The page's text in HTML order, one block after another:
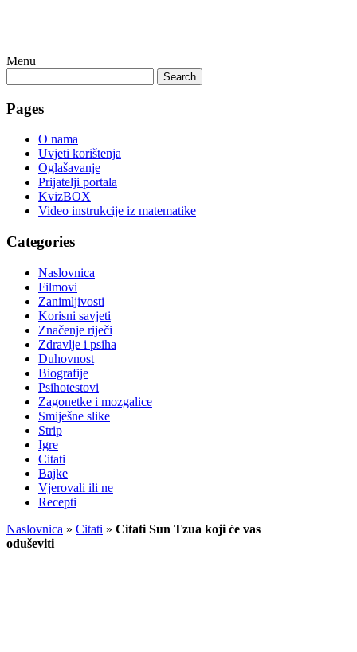
Menu
Search
Pages
O nama
Uvjeti korištenja
Oglašavanje
Prijatelji portala
KvizBOX
Video instrukcije iz matematike
Categories
Naslovnica
Filmovi
Zanimljivosti
Korisni savjeti
Značenje riječi
Zdravlje i psiha
Duhovnost
Biografije
Psihotestovi
Zagonetke i mozgalice
Smiješne slike
Strip
Igre
Citati
Bajke
Vjerovali ili ne
Recepti
Naslovnica » Citati » Citati Sun Tzua koji će vas
oduševiti